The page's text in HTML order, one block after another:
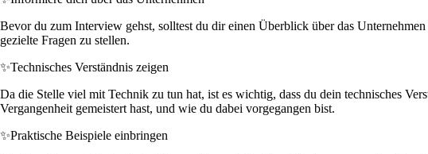
Bevor du zum Interview gehst, solltest du dir einen Überblick über das
gezielte Fragen zu stellen.
✨Technisches Verständnis zeigen
Da die Stelle viel mit Technik zu tun hat, ist es wichtig, dass du dein technisches
Vergangenheit gemeistert hast, und wie du dabei vorgegangen bist.
✨Praktische Beispiele einbringen